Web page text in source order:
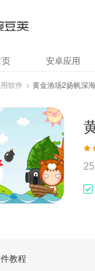
安卓应用
软件 > 黄金渔场2扬帆深海
教程